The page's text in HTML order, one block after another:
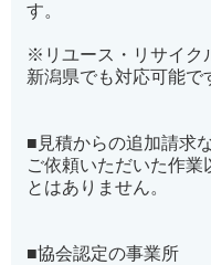
す。
※リユース・リサイク
新潟県でも対応可能で
■見積からの追加請求
ご依頼いただいた作業
とはありません。
■協会認定の事業所